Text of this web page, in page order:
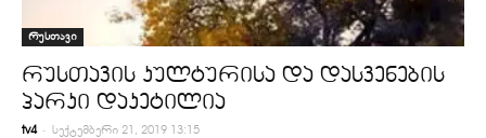
რუსთავი
რუსთავის კულტურისა და დასვენების
პარკი დაკეტილია
tv4 - სექტემბერი 21, 2019 13:15